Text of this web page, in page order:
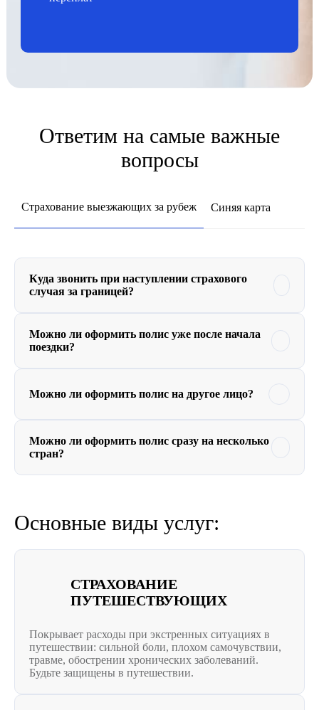
Ответим на самые важные
вопросы
Страхование выезжающих за рубеж Синяя карта
Куда звонить при наступлении страхового
случая за границей?
Можно ли оформить полис уже после начала
поездки?
Можно ли оформить полис на другое лицо?
Можно ли оформить полис сразу на несколько
стран?
Основные виды услуг:
СТРАХОВАНИЕ
ПУТЕШЕСТВУЮЩИХ
Покрывает расходы при экстренных ситуациях в
путешествии: сильной боли, плохом самочувствии,
травме, обострении хронических заболеваний.
Будьте защищены в путешествии.